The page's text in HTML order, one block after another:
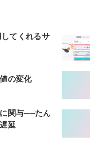
てくれるサ
の変化
関与──たん
延